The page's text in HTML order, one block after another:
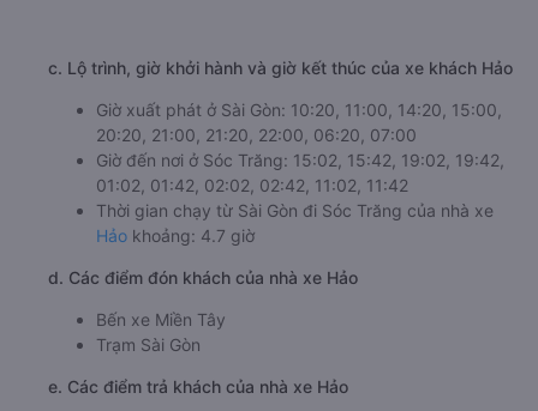
c. Lộ trình, giờ khởi hành và giờ kết thúc của xe khách Hảo
Giờ xuất phát ở Sài Gòn: 10:20, 11:00, 14:20, 15:00,
20:20, 21:00, 21:20, 22:00, 06:20, 07:00
Giờ đến nơi ở Sóc Trăng: 15:02, 15:42, 19:02, 19:42,
01:02, 01:42, 02:02, 02:42, 11:02, 11:42
Thời gian chạy từ Sài Gòn đi Sóc Trăng của nhà xe
Hảo khoảng: 4.7 giờ
d. Các điểm đón khách của nhà xe Hảo
Bến xe Miền Tây
Trạm Sài Gòn
e. Các điểm trả khách của nhà xe Hảo